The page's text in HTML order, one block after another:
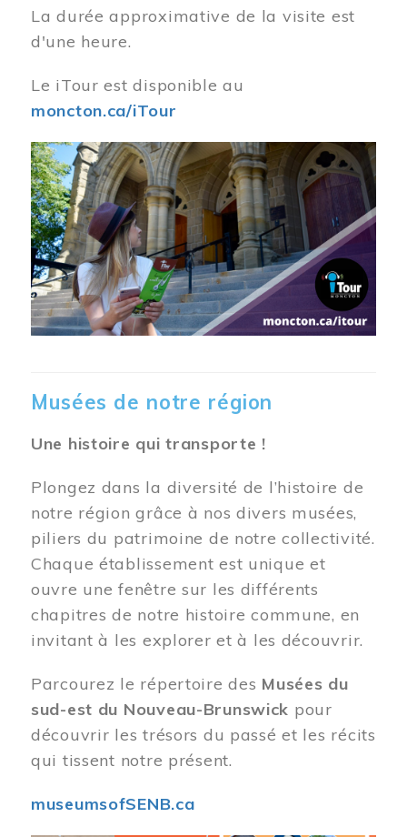
La durée approximative de la visite est
d'une heure.
Le iTour est disponible au
moncton.ca/iTour
Musées de notre région
Une histoire qui transporte !
Plongez dans la diversité de l’histoire de
notre région grâce à nos divers musées,
piliers du patrimoine de notre collectivité.
Chaque établissement est unique et
ouvre une fenêtre sur les différents
chapitres de notre histoire commune, en
invitant à les explorer et à les découvrir.
Parcourez le répertoire des Musées du
sud-est du Nouveau-Brunswick pour
découvrir les trésors du passé et les récits
qui tissent notre présent.
museumsofSENB.ca